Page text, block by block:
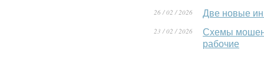
26 / 02 / 2026 Две новые
23 / 02 / 2026
Схемы
рабочие